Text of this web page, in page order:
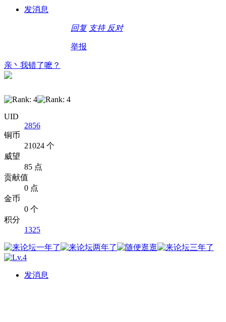
发消息
回复 支持 反对
举报
亲丶我错了嚒？
UID
2856
铜币
21024 个
威望
85 点
贡献值
0 点
金币
0 个
积分
1325
发消息